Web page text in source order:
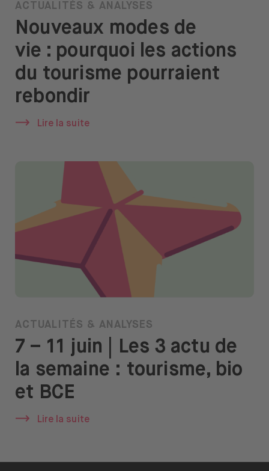
ACTUALITÉS & ANALYSES
Nouveaux modes de
vie : pourquoi les actions
du tourisme pourraient
rebondir
Lire la suite
ACTUALITÉS & ANALYSES
7 – 11 juin | Les 3 actu de
la semaine : tourisme, bio
et BCE
Lire la suite